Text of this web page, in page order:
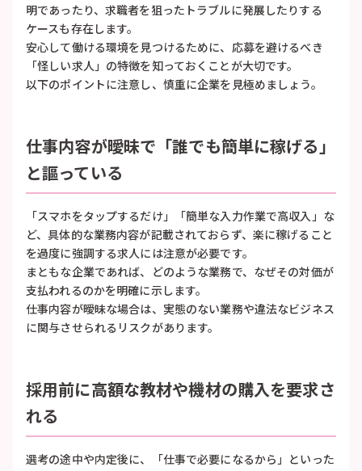
明であったり、求職者を狙ったトラブルに発展したりする
ケースも存在します。
安心して働ける環境を見つけるために、応募を避けるべき
「怪しい求人」の特徴を知っておくことが大切です。
以下のポイントに注意し、慎重に企業を見極めましょう。
仕事内容が曖昧で「誰でも簡単に稼げる」
と謳っている
「スマホをタップするだけ」「簡単な入力作業で高収入」な
ど、具体的な業務内容が記載されておらず、楽に稼げること
を過度に強調する求人には注意が必要です。
まともな企業であれば、どのような業務で、なぜその対価が
支払われるのかを明確に示します。
仕事内容が曖昧な場合は、実態のない業務や違法なビジネス
に関与させられるリスクがあります。
採用前に高額な教材や機材の購入を要求さ
れる
選考の途中や内定後に、「仕事で必要になるから」といった